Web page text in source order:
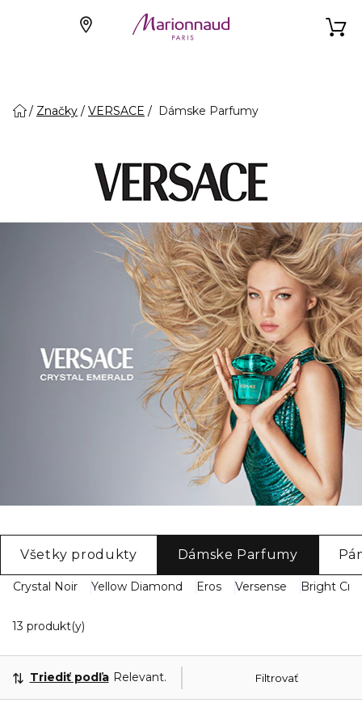
Značky VERSACE Dámske Parfumy
Všetky produkty Dámske Parfumy
Crystal Noir Yellow Diamond Eros Versense Bright
13 produkt(y)
Filtrovať
Triediť podľa Relevantnosť